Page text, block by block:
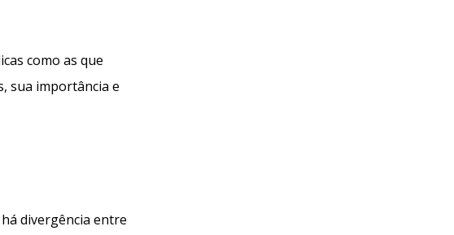
como as que
sua importância e
divergência entre